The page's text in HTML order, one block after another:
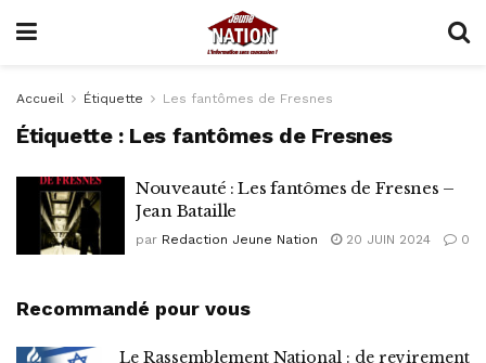
Accueil Étiquette Les fantômes de Fresnes
Étiquette : Les fantômes de Fresnes
Nouveauté : Les fantômes de Fresnes –
Jean Bataille
par Redaction Jeune Nation 20 JUIN 2024 0
Recommandé pour vous
Le Rassemblement National : de revirement